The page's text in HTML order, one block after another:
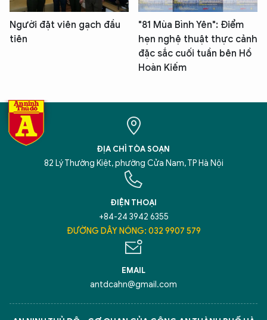
Người đặt viên gạch đầu
tiên
"81 Mùa Bình Yên": Điểm
hẹn nghệ thuật thực cảnh
đặc sắc cuối tuần bên Hồ
Hoàn Kiếm
ĐỊA CHỈ TÒA SOẠN
82 Lý Thường Kiệt, phường Cửa Nam, TP Hà Nội
ĐIỆN THOẠI
+84-24 3942 6355
ĐƯỜNG DÂY NÓNG: 032 9907 579
EMAIL
antdcahn@gmail.com